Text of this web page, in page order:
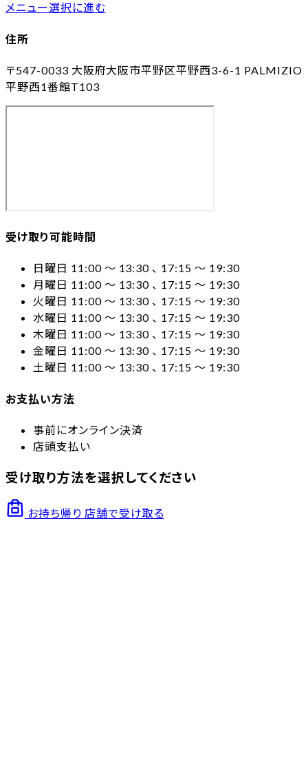
メニュー選択に進む
住所
〒547-0033 大阪府大阪市平野区平野西3-6-1 PALMIZIO
平野西1番館T103
受け取り可能時間
日曜日 11:00 〜 13:30 、 17:15 〜 19:30
月曜日 11:00 〜 13:30 、 17:15 〜 19:30
火曜日 11:00 〜 13:30 、 17:15 〜 19:30
水曜日 11:00 〜 13:30 、 17:15 〜 19:30
木曜日 11:00 〜 13:30 、 17:15 〜 19:30
金曜日 11:00 〜 13:30 、 17:15 〜 19:30
土曜日 11:00 〜 13:30 、 17:15 〜 19:30
お支払い方法
事前にオンライン決済
店頭支払い
受け取り方法を選択してください
お持ち帰り 店舗で受け取る